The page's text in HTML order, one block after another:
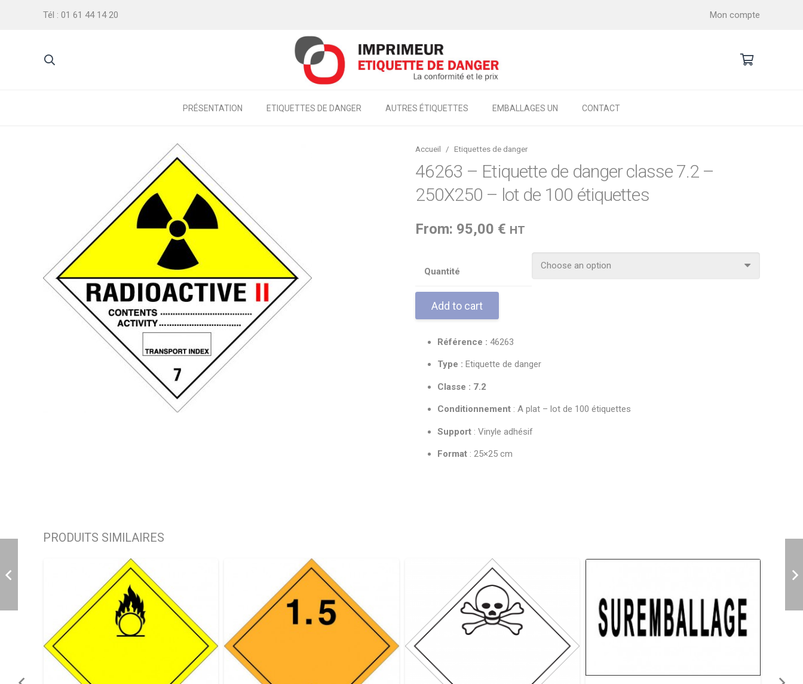
Tél : 01 61 44 14 20 Mon compte
PRÉSENTATION ETIQUETTES DE DANGER AUTRES ÉTIQUETTES EMBALLAGES UN CONTACT
Accueil / Etiquettes de danger
46263 – Etiquette de danger classe 7.2 –
250X250 – lot de 100 étiquettes
From: 95,00 € HT
Quantité
Add to cart
Référence : 46263
Type : Etiquette de danger
Classe : 7.2
Conditionnement : A plat – lot de 100 étiquettes
Support : Vinyle adhésif
Format : 25×25 cm
PRODUITS SIMILAIRES